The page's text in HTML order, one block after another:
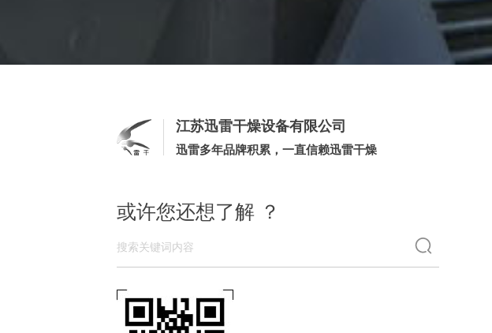
江苏迅雷干燥设备有限公司
迅雷多年品牌积累，一直信赖迅雷干燥
或许您还想了解 ？